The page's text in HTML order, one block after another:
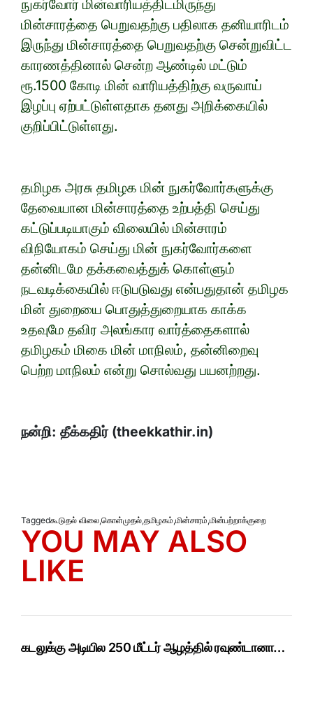
நுகர்வோர் மின்வாரியத்திடமிருந்து
மின்சாரத்தை பெறுவதற்கு பதிலாக தனியாரிடம்
இருந்து மின்சாரத்தை பெறுவதற்கு சென்றுவிட்ட
காரணத்தினால் சென்ற ஆண்டில் மட்டும்
ரூ.1500 கோடி மின் வாரியத்திற்கு வருவாய்
இழப்பு ஏற்பட்டுள்ளதாக தனது அறிக்கையில்
குறிப்பிட்டுள்ளது.
தமிழக அரசு தமிழக மின் நுகர்வோர்களுக்கு
தேவையான மின்சாரத்தை உற்பத்தி செய்து
கட்டுப்படியாகும் விலையில் மின்சாரம்
விநியோகம் செய்து மின் நுகர்வோர்களை
தன்னிடமே தக்கவைத்துக் கொள்ளும்
நடவடிக்கையில் ஈடுபடுவது என்பதுதான் தமிழக
மின் துறையை பொதுத்துறையாக காக்க
உதவுமே தவிர அலங்கார வார்த்தைகளால்
தமிழகம் மிகை மின் மாநிலம், தன்னிறைவு
பெற்ற மாநிலம் என்று சொல்வது பயனற்றது.
நன்றி: தீக்கதிர் (theekkathir.in)
Taggedகூடுதல் விலை,கொள்முதல்,தமிழகம்,மின்சாரம்,மின்பற்றாக்குறை
YOU MAY ALSO
LIKE
கடலுக்கு அடியில 250 மீட்டர் ஆழத்தில் ரவுண்டானா…